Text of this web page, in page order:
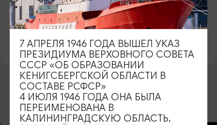
https://янтарьхолл.рф
ВКОНТАКТЕ
https://vk.com/yantarholl
ВОЗМОЖНО ВАС ЗАИНТЕРЕСУЕТ
7 АПРЕЛЯ 1946 ГОДА ВЫШЕЛ УКАЗ
ПРЕЗИДИУМА ВЕРХОВНОГО СОВЕТА
СССР «ОБ ОБРАЗОВАНИИ
КЕНИГСБЕРГСКОЙ ОБЛАСТИ В
СОСТАВЕ РСФСР»
4 ИЮЛЯ 1946 ГОДА ОНА БЫЛА
ПЕРЕИМЕНОВАНА В
КАЛИНИНГРАДСКУЮ ОБЛАСТЬ,